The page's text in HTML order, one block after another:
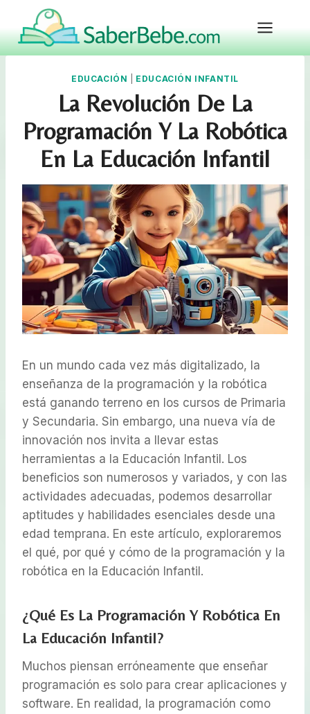
content
EDUCACIÓN EDUCACIÓN INFANTIL
La Revolución De La
Programación Y La Robótica
En La Educación Infantil
En un mundo cada vez más digitalizado, la
enseñanza de la programación y la robótica
está ganando terreno en los cursos de Primaria
y Secundaria. Sin embargo, una nueva vía de
innovación nos invita a llevar estas
herramientas a la Educación Infantil. Los
beneficios son numerosos y variados, y con las
actividades adecuadas, podemos desarrollar
aptitudes y habilidades esenciales desde una
edad temprana. En este artículo, exploraremos
el qué, por qué y cómo de la programación y la
robótica en la Educación Infantil.
¿Qué Es La Programación Y Robótica En
La Educación Infantil?
Muchos piensan erróneamente que enseñar
programación es solo para crear aplicaciones y
software. En realidad, la programación como